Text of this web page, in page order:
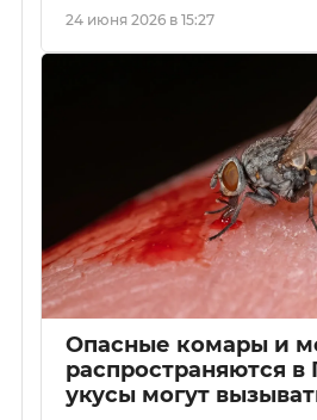
24 июня 2026 в 15:27
Опасные комары и
распространяются в
укусы могут